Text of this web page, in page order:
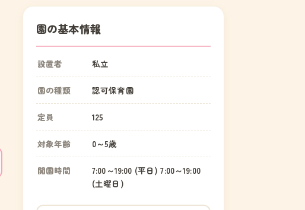
園の基本情報
設置者 私立
園の種類 認可保育園
定員 125
対象年齢 0～5歳
開園時間
7:00～19:00 (平日) 7:00～19:00
(土曜日)